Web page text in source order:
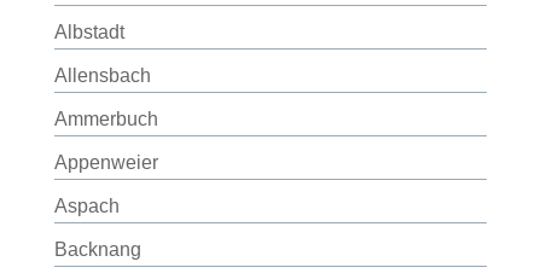
Albstadt
Allensbach
Ammerbuch
Appenweier
Aspach
Backnang